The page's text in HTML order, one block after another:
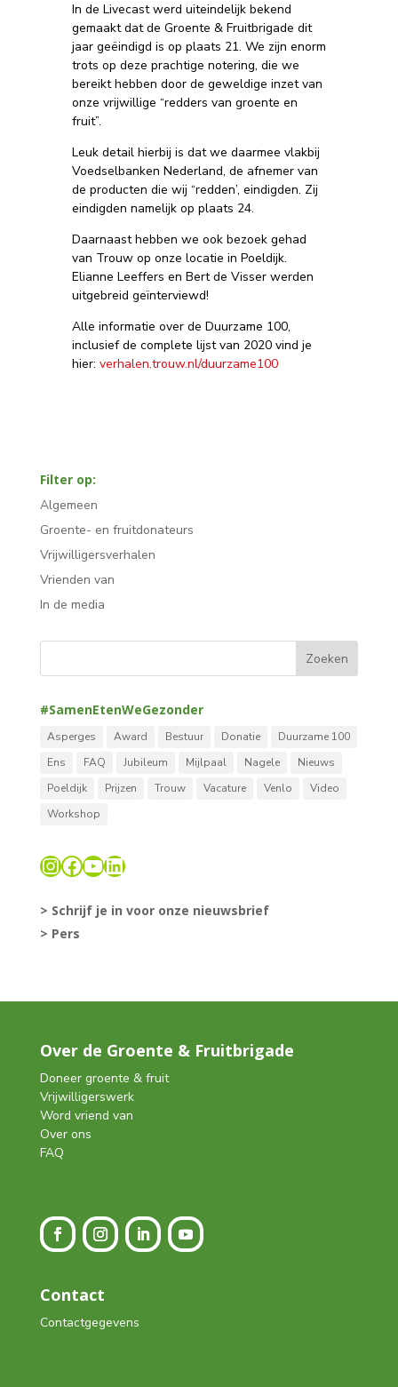
In de Livecast werd uiteindelijk bekend
gemaakt dat de Groente & Fruitbrigade dit
jaar geëindigd is op plaats 21. We zijn enorm
trots op deze prachtige notering, die we
bereikt hebben door de geweldige inzet van
onze vrijwillige “redders van groente en
fruit”.
Leuk detail hierbij is dat we daarmee vlakbij
Voedselbanken Nederland, de afnemer van
de producten die wij “redden’, eindigden. Zij
eindigden namelijk op plaats 24.
Daarnaast hebben we ook bezoek gehad
van Trouw op onze locatie in Poeldijk.
Elianne Leeffers en Bert de Visser werden
uitgebreid geïnterviewd!
Alle informatie over de Duurzame 100,
inclusief de complete lijst van 2020 vind je
hier: verhalen.trouw.nl/duurzame100
Filter op:
Algemeen
Groente- en fruitdonateurs
Vrijwilligersverhalen
Vrienden van
In de media
#SamenEtenWeGezonder
Asperges Award Bestuur Donatie
Duurzame 100
Ens
FAQ Jubileum Mijlpaal Nagele
Nieuws
Poeldijk
Prijzen Trouw Vacature Venlo
Video
Workshop
Instagram
Facebook
YouTube
LinkedIn
> Schrijf je in voor onze nieuwsbrief
> Pers
Over de Groente & Fruitbrigade
Doneer groente & fruit
Vrijwilligerswerk
Word vriend van
Over ons
FAQ
Contact
Contactgegevens